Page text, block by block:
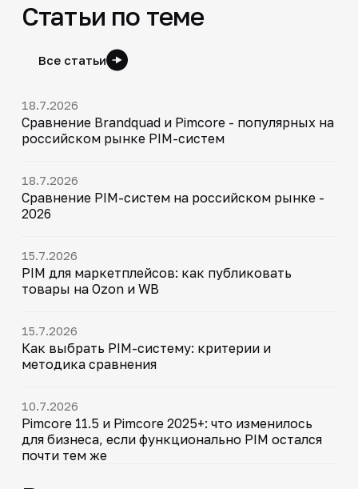
Статьи по теме
Все статьи
18.7.2026
Сравнение Brandquad и Pimcore - популярных на
российском рынке PIM-систем
18.7.2026
Сравнение PIM-систем на российском рынке -
2026
15.7.2026
PIM для маркетплейсов: как публиковать
товары на Ozon и WB
15.7.2026
Как выбрать PIM-систему: критерии и
методика сравнения
10.7.2026
Pimcore 11.5 и Pimcore 2025+: что изменилось
для бизнеса, если функционально PIM остался
почти тем же